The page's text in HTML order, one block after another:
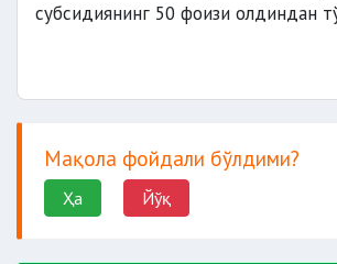
субсидиянинг 50 фоизи олдиндан
Мақола фойдали бўлдими?
Ҳа Йўқ